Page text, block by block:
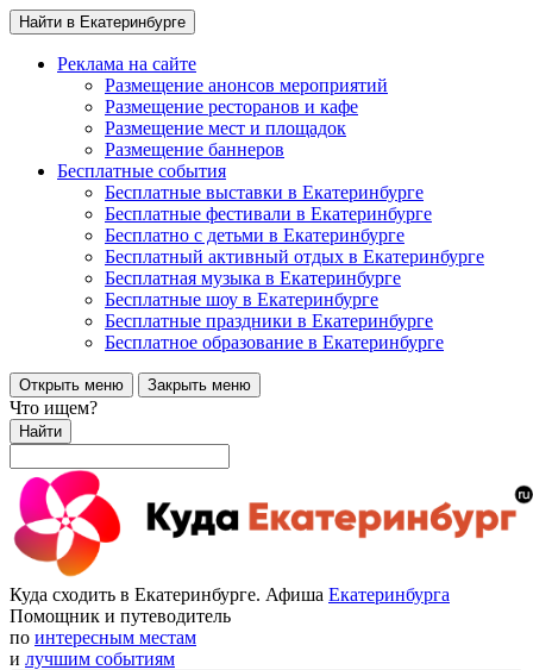
Найти в Екатеринбурге
Реклама на сайте
Размещение анонсов мероприятий
Размещение ресторанов и кафе
Размещение мест и площадок
Размещение баннеров
Бесплатные события
Бесплатные выставки в Екатеринбурге
Бесплатные фестивали в Екатеринбурге
Бесплатно с детьми в Екатеринбурге
Бесплатный активный отдых в Екатеринбурге
Бесплатная музыка в Екатеринбурге
Бесплатные шоу в Екатеринбурге
Бесплатные праздники в Екатеринбурге
Бесплатное образование в Екатеринбурге
Открыть меню Закрыть меню
Что ищем?
Найти
Куда сходить в Екатеринбурге. Афиша Екатеринбурга
Помощник и путеводитель
по интересным местам
и лучшим событиям